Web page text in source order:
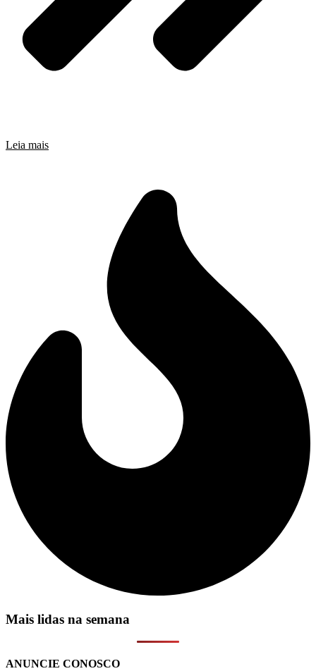
Leia mais
Mais lidas na semana
ANUNCIE CONOSCO